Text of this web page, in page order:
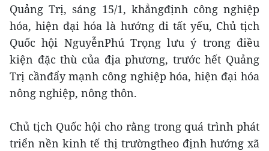
Quảng Trị, sáng 15/1, khẳngđịnh công nghiệp
hóa, hiện đại hóa là hướng đi tất yếu, Chủ tịch
Quốc hội NguyễnPhú Trọng lưu ý trong điều
kiện đặc thù của địa phương, trước hết Quảng
Trị cầnđẩy mạnh công nghiệp hóa, hiện đại hóa
nông nghiệp, nông thôn.
Chủ tịch Quốc hội cho rằng trong quá trình phát
triển nền kinh tế thị trườngtheo định hướng xã